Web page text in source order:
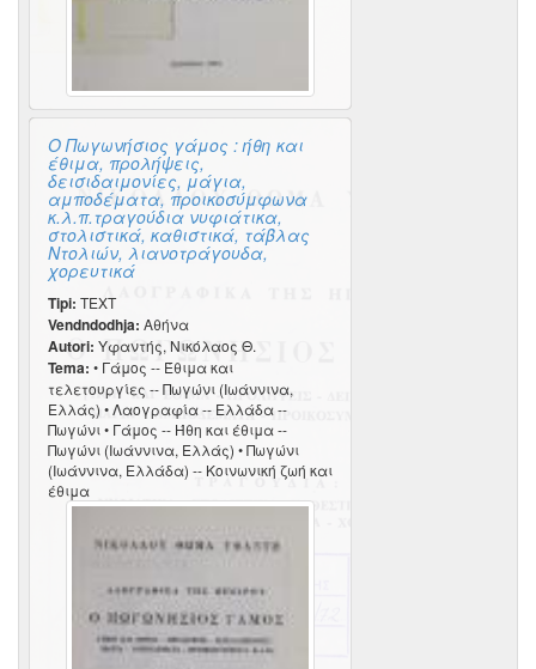
Ο Πωγωνήσιος γάμος : ήθη και
έθιμα, προλήψεις,
δεισιδαιμονίες, μάγια,
αμποδέματα, προικοσύμφωνα
κ.λ.π.τραγούδια νυφιάτικα,
στολιστικά, καθιστικά, τάβλας
Ντολιών, λιανοτράγουδα,
χορευτικά
Tipi: TEXT
Vendndodhja: Αθήνα
Autori: Υφαντής, Νικόλαος Θ.
Tema: • Γάμος -- Έθιμα και
τελετουργίες -- Πωγώνι (Ιωάννινα,
Ελλάς) • Λαογραφία -- Ελλάδα --
Πωγώνι • Γάμος -- Ήθη και έθιμα --
Πωγώνι (Ιωάννινα, Ελλάς) • Πωγώνι
(Ιωάννινα, Ελλάδα) -- Κοινωνική ζωή και
έθιμα